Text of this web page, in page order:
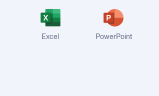
Excel PowerPoint